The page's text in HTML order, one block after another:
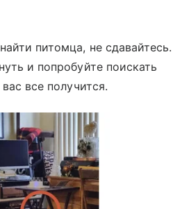
питомца, не сдавайтесь.
и попробуйте поискать
все получится.